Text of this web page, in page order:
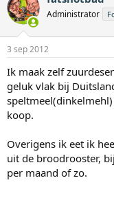
Administrator
3 sep 2012
Ik maak zelf
geluk vlak bij
koop.
Overigens ik eet ik
uit de broodrooster,
per maand of zo.